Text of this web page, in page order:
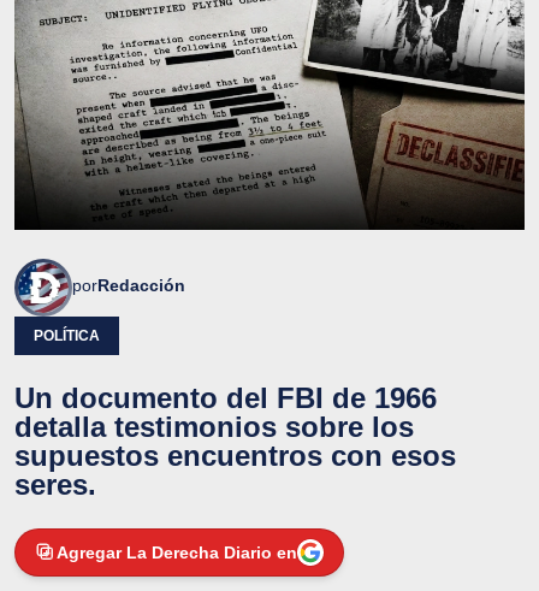
porRedacción
POLÍTICA
Un documento del FBI de 1966
detalla testimonios sobre los
supuestos encuentros con esos
seres.
Agregar La Derecha Diario en